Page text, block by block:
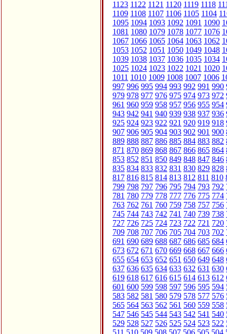
1123 1122 1121 1120 1119 1118
1109 1108 1107 1106 1105 1104
1095 1094 1093 1092 1091 1090
1081 1080 1079 1078 1077 1076
1067 1066 1065 1064 1063 1062
1053 1052 1051 1050 1049 1048
1039 1038 1037 1036 1035 1034
1025 1024 1023 1022 1021 1020
1011 1010 1009 1008 1007 1006
997 996 995 994 993 992 991 990
979 978 977 976 975 974 973 972
961 960 959 958 957 956 955 954
943 942 941 940 939 938 937 936
925 924 923 922 921 920 919 918
907 906 905 904 903 902 901 900
889 888 887 886 885 884 883 882
871 870 869 868 867 866 865 864
853 852 851 850 849 848 847 846
835 834 833 832 831 830 829 828
817 816 815 814 813 812 811 810
799 798 797 796 795 794 793 792
781 780 779 778 777 776 775 774
763 762 761 760 759 758 757 756
745 744 743 742 741 740 739 738
727 726 725 724 723 722 721 720
709 708 707 706 705 704 703 702
691 690 689 688 687 686 685 684
673 672 671 670 669 668 667 666
655 654 653 652 651 650 649 648
637 636 635 634 633 632 631 630
619 618 617 616 615 614 613 612
601 600 599 598 597 596 595 594
583 582 581 580 579 578 577 576
565 564 563 562 561 560 559 558
547 546 545 544 543 542 541 540
529 528 527 526 525 524 523 522